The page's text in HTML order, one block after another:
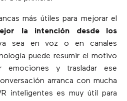
más útiles para mejorar el
la intención desde los
sea en voz o en canales
puede resumir el motivo
emociones y trasladar ese
arranca con mucha
inteligentes es muy útil para